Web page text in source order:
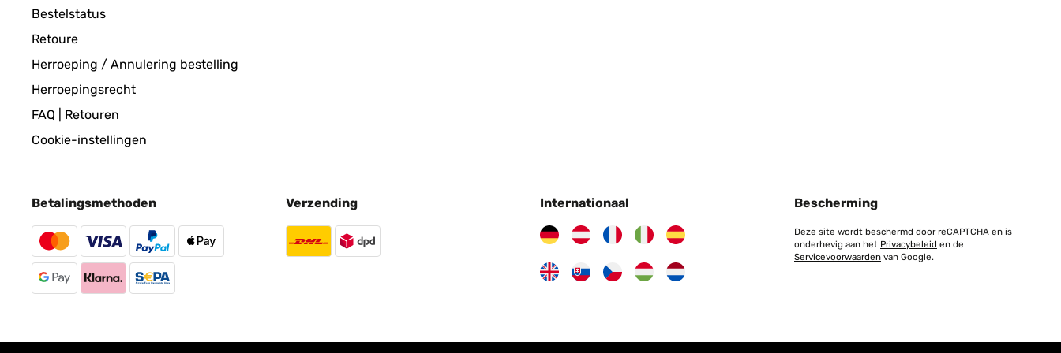
As medidas incluem o rebordo da moldura. Muito prático, e de qualidade.
Usuario/a de amazon
Satisfait
Utilisateur d'Amazon
Bestelstatus
Retoure
Herroeping / Annulering bestelling
Herroepingsrecht
FAQ | Retouren
Cookie-instellingen
Betalingsmethoden Verzending Internationaal Bescherming
Deze site wordt beschermd door reCAPTCHA en is
onderhevig aan het Privacybeleid en de
Servicevoorwaarden van Google.